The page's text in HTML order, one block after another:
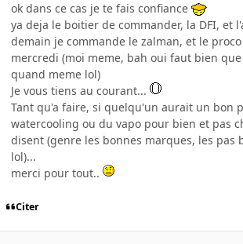
ok dans ce cas je te fais confiance
ya deja le boitier de commander, la DFI, et
demain je commande le zalman, et le
mercredi (moi meme, bah oui faut bien
quand meme lol)
Je vous tiens au courant...
Tant qu'a faire, si quelqu'un aurait un bon
watercooling ou du vapo pour bien et pas
disent (genre les bonnes marques, les pas
lol)...
merci pour tout..
Citer